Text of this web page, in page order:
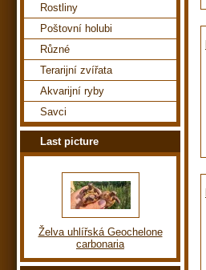
Rostliny
Poštovní holubi
Různé
Terarijní zvířata
Akvarijní ryby
Savci
Last picture
Želva uhlířská Geochelone
carbonaria